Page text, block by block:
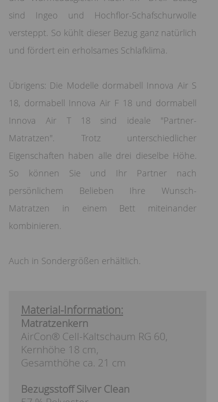
sind Ingeo und Hochflor-Schafschurwolle
versteppt. So kühlt dieser Bezug ganz natürlich
und fördert ein erholsames Schlafklima.
Übrigens: Die Modelle dormabell Innova Air S
18, dormabell Innova Air F 18 und dormabell
Innova Air T 18 sind ideale "Partner-
Matratzen". Trotz unterschiedlicher
Eigenschaften haben alle drei dieselbe Höhe.
So können Sie und Ihr Partner nach
persönlichem Belieben Ihre Wunsch-
Matratzen in einem Bett miteinander
kombinieren.
Auch in Sondergrößen erhältlich.
Material-Information:
Matratzenkern
AirCon® Cell-Kaltschaum RG 60,
Kernhöhe 18 cm,
Gesamthöhe ca. 21 cm
Bezugsstoff Silver Clean